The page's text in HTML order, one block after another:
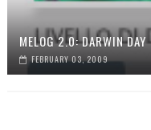
MELOG 2.0: DARWIN DAY
FEBRUARY 03, 2009